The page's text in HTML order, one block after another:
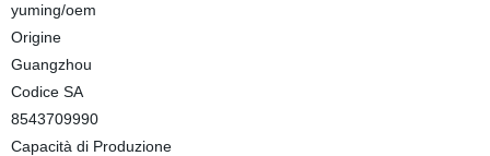
yuming/oem
Origine
Guangzhou
Codice SA
8543709990
Capacità di Produzione